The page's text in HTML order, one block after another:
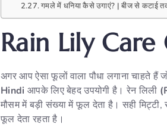
गमले में धनिया कैसे उगाएं? | बीज से कटाई
Rain Lily
अगर आप ऐसा फूलों वाला पौधा लगाना चाहते
Hindi आपके लिए बेहद उपयोगी है। रेन लिली
मौसम में बड़ी संख्या में फूल देता है। सही
फूल देता रहता है।